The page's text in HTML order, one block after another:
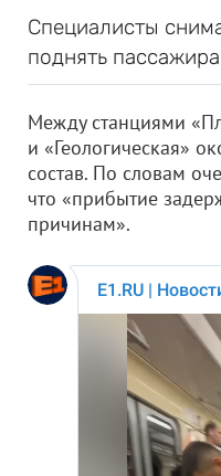
Специалисты
поднять
Между станциями
и «Геологическая»
состав. По словам
что «прибытие
причинам».